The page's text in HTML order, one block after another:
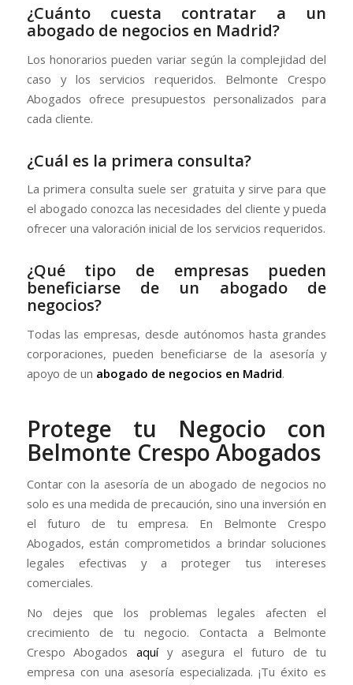
¿Cuánto cuesta contratar a un
abogado de negocios en Madrid?
Los honorarios pueden variar según la complejidad del
caso y los servicios requeridos. Belmonte Crespo
Abogados ofrece presupuestos personalizados para
cada cliente.
¿Cuál es la primera consulta?
La primera consulta suele ser gratuita y sirve para que
el abogado conozca las necesidades del cliente y pueda
ofrecer una valoración inicial de los servicios requeridos.
¿Qué tipo de empresas pueden
beneficiarse de un abogado de
negocios?
Todas las empresas, desde autónomos hasta grandes
corporaciones, pueden beneficiarse de la asesoría y
apoyo de un abogado de negocios en Madrid.
Protege tu Negocio con
Belmonte Crespo Abogados
Contar con la asesoría de un abogado de negocios no
solo es una medida de precaución, sino una inversión en
el futuro de tu empresa. En Belmonte Crespo
Abogados, están comprometidos a brindar soluciones
legales efectivas y a proteger tus intereses
comerciales.
No dejes que los problemas legales afecten el
crecimiento de tu negocio. Contacta a Belmonte
Crespo Abogadosaquíy asegura el futuro de tu
empresa con una asesoría especializada. ¡Tu éxito es